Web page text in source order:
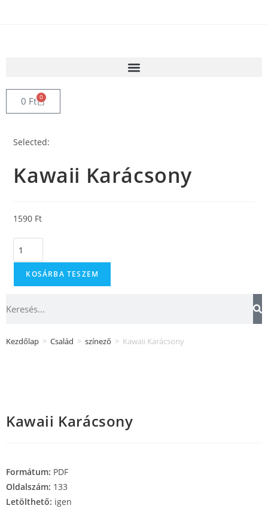
0 Ft 0
Selected:
Kawaii Karácsony
1590 Ft
KOSÁRBA TESZEM
Kezdőlap > Család > színező > Kawaii Karácsony
Kawaii Karácsony
Formátum: PDF
Oldalszám: 133
Letölthető: igen